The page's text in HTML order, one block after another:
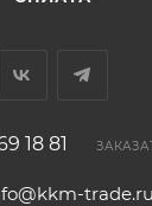
18 81
trade.ru